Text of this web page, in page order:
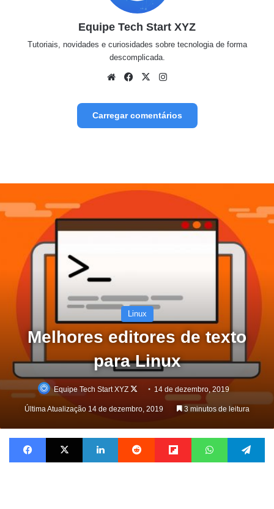
Equipe Tech Start XYZ
Tutoriais, novidades e curiosidades sobre tecnologia de forma
descomplicada.
We
e
Fa
ook
X
am
Carregar comentários